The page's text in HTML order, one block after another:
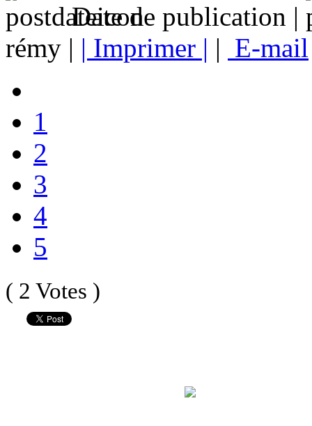
Date de publication |
rémy | | Imprimer | | E-mail
1
2
3
4
5
( 2 Votes )